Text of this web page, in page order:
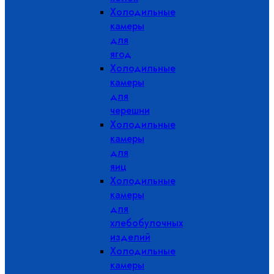
Холодильные
камеры
для
ягод
Холодильные
камеры
для
черешни
Холодильные
камеры
для
яиц
Холодильные
камеры
для
хлебобулочных
изделий
Холодильные
камеры